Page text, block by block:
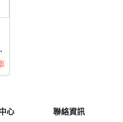
心 聯絡資訊